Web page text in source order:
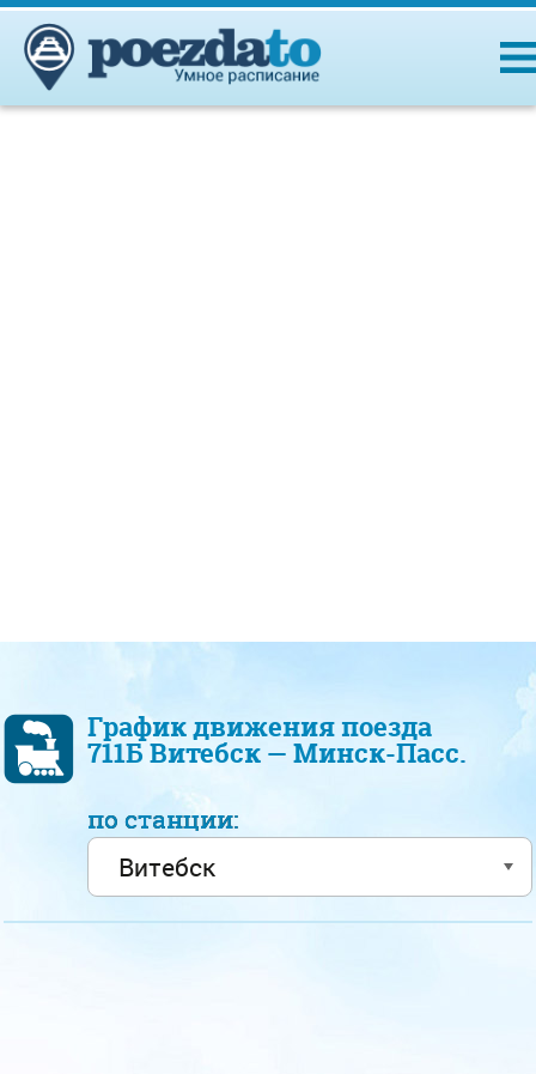
График движения поезда
711Б Витебск — Минск-Пасс.
по станции: